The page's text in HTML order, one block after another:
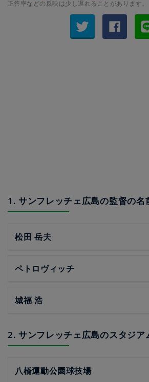
正答率などの反映は少し遅れることがあります。
1. サンフレッチェ広島の監督の名
松田 岳夫
ペトロヴィッチ
城福 浩
2. サンフレッチェ広島のスタジア
八橋運動公園球技場